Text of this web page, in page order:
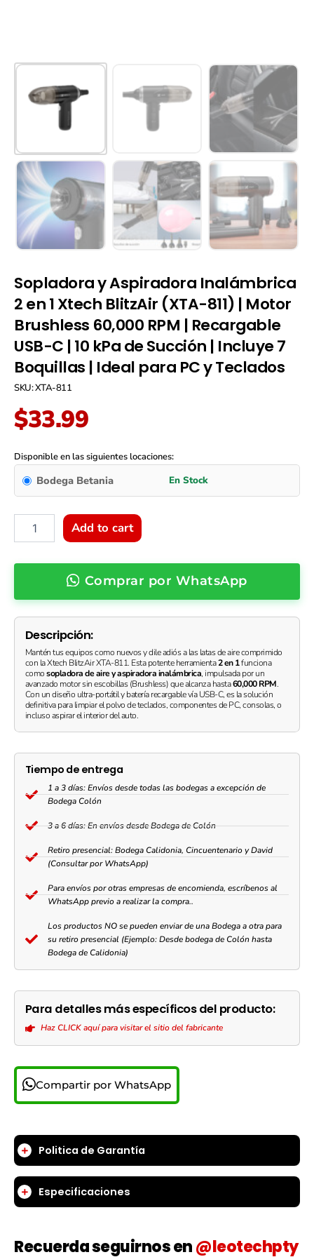
Sopladora y Aspiradora Inalámbrica
2 en 1 Xtech BlitzAir (XTA-811) | Motor
Brushless 60,000 RPM | Recargable
USB-C | 10 kPa de Succión | Incluye 7
Boquillas | Ideal para PC y Teclados
SKU: XTA-811
$33.99
Disponible en las siguientes locaciones:
Bodega Betania
y
Aspiradora
Inalámbrica
2
Xtech
(XTA-
|
Brushless
60,000
RPM
Recargable
USB-
10
de
Succión
Incluye
Boquillas
Ideal
quantity
Add to cart
Comprar por WhatsApp
Descripción:
Mantén tus equipos como nuevos y dile adiós a las latas de aire comprimido
con la Xtech BlitzAir XTA-811. Esta potente herramienta2 en 1funciona
comosopladora de aire y aspiradora inalámbrica, impulsada por un
avanzado motor sin escobillas (Brushless) que alcanza hasta60,000 RPM.
Con un diseño ultra-portátil y batería recargable vía USB-C, es la solución
definitiva para limpiar el polvo de teclados, componentes de PC, consolas, o
incluso aspirar el interior del auto.
Tiempo de entrega
1 a 3 días: Envíos desde todas las bodegas a excepción de
Bodega Colón
3 a 6 días: En envíos desde Bodega de Colón
Retiro presencial: Bodega Calidonia, Cincuentenario y David
(Consultar por WhatsApp)
Para envíos por otras empresas de encomienda, escríbenos al
WhatsApp previo a realizar la compra..
Los productos NO se pueden enviar de una Bodega a otra para
su retiro presencial (Ejemplo: Desde bodega de Colón hasta
Bodega de Calidonia)
Para detalles más específicos del producto:
Haz CLICK aquí para visitar el sitio del fabricante
Compartir por WhatsApp
Politica de Garantía
Especificaciones
Recuerda seguirnos en@leotechpty